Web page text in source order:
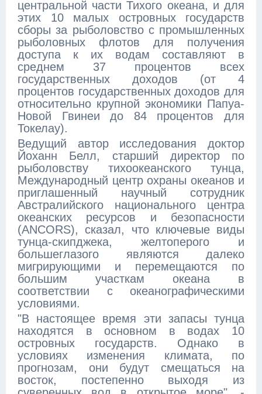
центральной части Тихого океана, и для
этих 10 малых островных государств
сборы за рыболовство с промышленных
рыболовных флотов для получения
доступа к их водам составляют в
среднем 37 процентов всех
государственных доходов (от 4
процентов государственных доходов для
относительно крупной экономики Папуа-
Новой Гвинеи до 84 процентов для
Токелау).
Ведущий автор исследования доктор
Йоханн Белл, старший директор по
рыболовству тихоокеанского тунца,
Международный центр охраны океанов и
приглашенный научный сотрудник
Австралийского национального центра
океанских ресурсов и безопасности
(ANCORS), сказал, что ключевые виды
тунца-скипджека, желтоперого и
большеглазого являются далеко
мигрирующими и перемещаются по
большим участкам океана в
соответствии с океанографическими
условиями.
"В настоящее время эти запасы тунца
находятся в основном в водах 10
островных государств. Однако в
условиях изменения климата, по
прогнозам, они будут смещаться на
восток, постепенно выходя из